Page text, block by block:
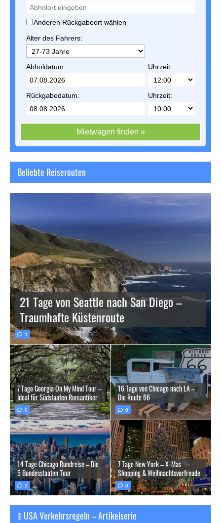
Anderen Rückgabeort wählen
Alter des Fahrers:
Abholdatum:
Rückgabedatum:
Uhrzeit:
Uhrzeit:
Mietwagen finden »
Beliebte Reiserouten
21 Tage von Seattle nach San Diego –
Traumhafte Küstenroute
1
7 Tage Georgia On My Mind Tour –
Ideal für Südstaaten Romantiker
0
16 Tage von Chicago nach LA –
Die Route 66
0
14 Tage Chicago Rundreise – Die
5 Bundesstaaten Tour
2
7 Tage New York – X-Mas
Shopping & Weihnachtsvorfreude
0
🚦 USA Verkehrsregeln – Artikelserie